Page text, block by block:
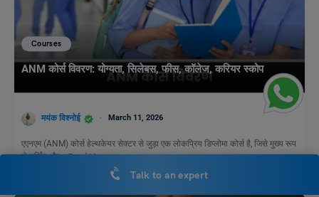
Courses
ANM कोर्स विवरण: योग्यता, सिलेबस, फीस, कॉलेज, करियर स्कोप
मयंक विश्नोई March 11, 2026
एएनएम (ANM) कोर्स हेल्थकेयर सेक्टर से जुड़ा एक लोकप्रिय डिप्लोमा कोर्स है, जिसे मुख्य रूप
से नर्सिंग और…Read More
Talk to an expert